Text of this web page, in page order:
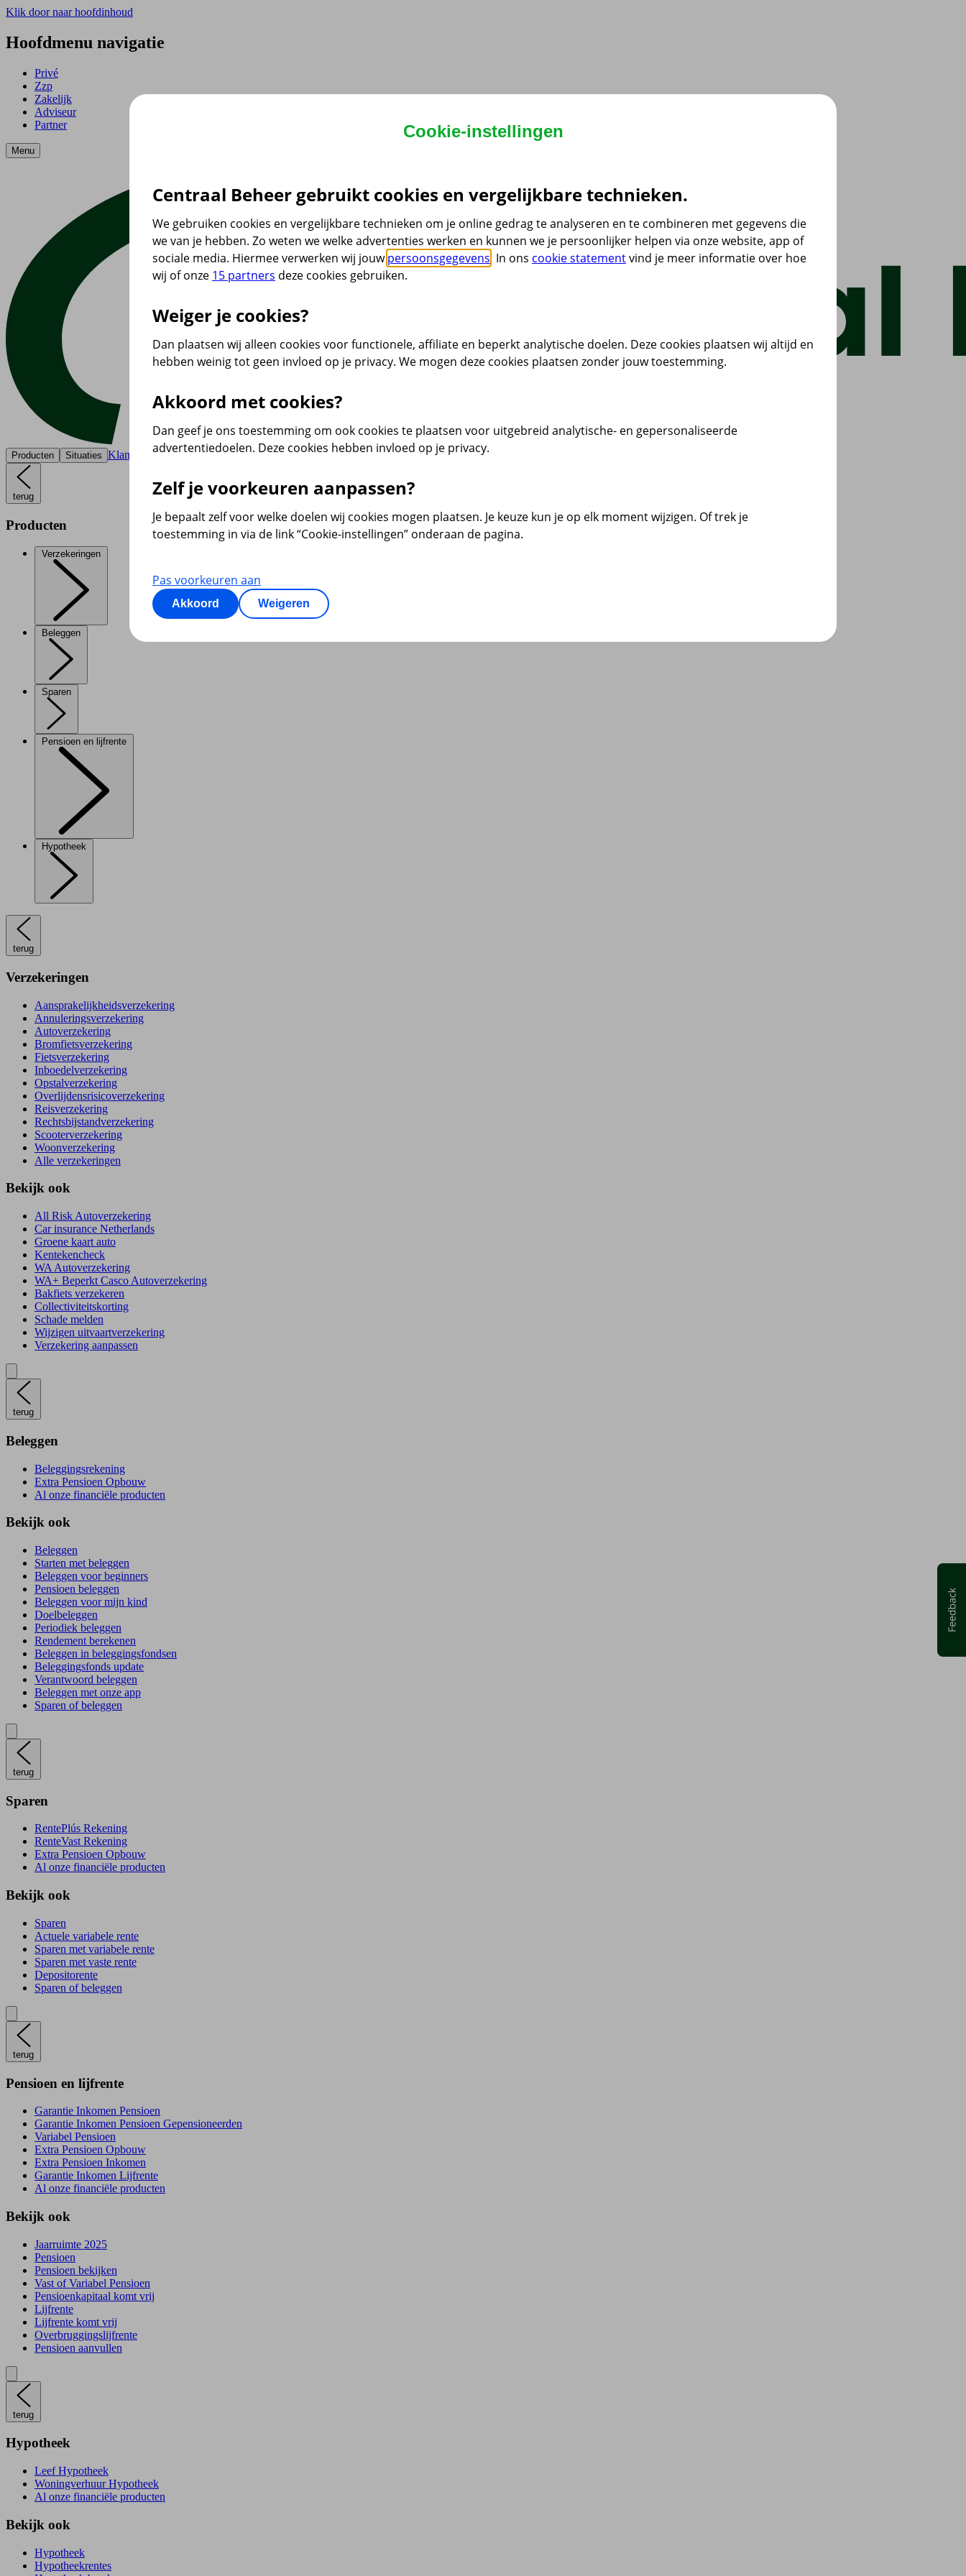
Klik door naar hoofdinhoud
Hoofdmenu navigatie
Privé
Zzp
Zakelijk
Adviseur
Partner
Menu
Producten Situaties Klantenservice
terug
Producten
Verzekeringen
Beleggen
Sparen
Pensioen en lijfrente
Hypotheek
terug
Verzekeringen
Aansprakelijkheidsverzekering
Annuleringsverzekering
Autoverzekering
Bromfietsverzekering
Fietsverzekering
Inboedelverzekering
Opstalverzekering
Overlijdensrisicoverzekering
Reisverzekering
Rechtsbijstandverzekering
Scooterverzekering
Woonverzekering
Alle verzekeringen
Bekijk ook
All Risk Autoverzekering
Car insurance Netherlands
Groene kaart auto
Kentekencheck
WA Autoverzekering
WA+ Beperkt Casco Autoverzekering
Bakfiets verzekeren
Collectiviteitskorting
Schade melden
Wijzigen uitvaartverzekering
Verzekering aanpassen
terug
Beleggen
Beleggingsrekening
Extra Pensioen Opbouw
Al onze financiële producten
Bekijk ook
Beleggen
Starten met beleggen
Beleggen voor beginners
Pensioen beleggen
Beleggen voor mijn kind
Doelbeleggen
Periodiek beleggen
Rendement berekenen
Beleggen in beleggingsfondsen
Beleggingsfonds update
Verantwoord beleggen
Beleggen met onze app
Sparen of beleggen
terug
Sparen
RentePlús Rekening
RenteVast Rekening
Extra Pensioen Opbouw
Al onze financiële producten
Bekijk ook
Sparen
Actuele variabele rente
Sparen met variabele rente
Sparen met vaste rente
Depositorente
Sparen of beleggen
terug
Pensioen en lijfrente
Garantie Inkomen Pensioen
Garantie Inkomen Pensioen Gepensioneerden
Variabel Pensioen
Extra Pensioen Opbouw
Extra Pensioen Inkomen
Garantie Inkomen Lijfrente
Al onze financiële producten
Bekijk ook
Jaarruimte 2025
Pensioen
Pensioen bekijken
Vast of Variabel Pensioen
Pensioenkapitaal komt vrij
Lijfrente
Lijfrente komt vrij
Overbruggingslijfrente
Pensioen aanvullen
terug
Hypotheek
Leef Hypotheek
Woningverhuur Hypotheek
Al onze financiële producten
Bekijk ook
Hypotheek
Hypotheekrentes
Cookie-instellingen
Centraal Beheer gebruikt cookies en vergelijkbare technieken.
We gebruiken cookies en vergelijkbare technieken om je online gedrag te analyseren en te combineren met gegevens die
we van je hebben. Zo weten we welke advertenties werken en kunnen we je persoonlijker helpen via onze website, app of
sociale media. Hiermee verwerken wij jouwpersoonsgegevens . In ons cookie statementvind je meer informatie over hoe
wij of onze 15 partners deze cookies gebruiken.
Weiger je cookies?
Dan plaatsen wij alleen cookies voor functionele, affiliate en beperkt analytische doelen. Deze cookies plaatsen wij altijd en
hebben weinig tot geen invloed op je privacy. We mogen deze cookies plaatsen zonder jouw toestemming.
Akkoord met cookies?
Dan geef je ons toestemming om ook cookies te plaatsen voor uitgebreid analytische- en gepersonaliseerde
advertentiedoelen. Deze cookies hebben invloed op je privacy.
Zelf je voorkeuren aanpassen?
Je bepaalt zelf voor welke doelen wij cookies mogen plaatsen. Je keuze kun je op elk moment wijzigen. Of trek je
toestemming in via de link “Cookie-instellingen” onderaan de pagina.
Pas voorkeuren aan
Akkoord Weigeren